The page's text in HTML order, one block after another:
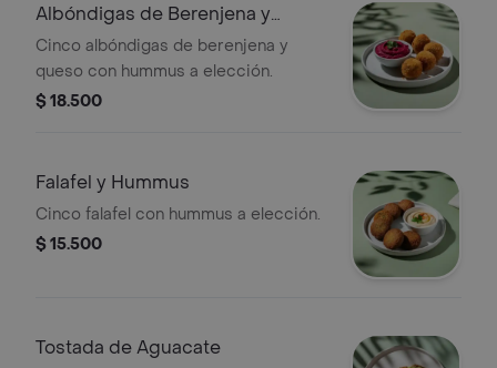
Albóndigas de Berenjena y
Hummus
Cinco albóndigas de berenjena y
queso con hummus a elección.
$ 18.500
Falafel y Hummus
Cinco falafel con hummus a elección.
$ 15.500
Tostada de Aguacate